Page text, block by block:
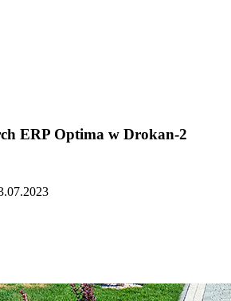
ERP Optima w Drokan-2